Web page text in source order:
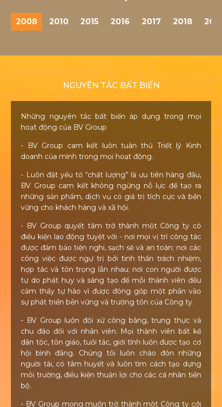
2008 2010 2015 2016 2017 2018
NGUYÊN TẮC BẤT BIẾN
Những nguyên tắc bất biến áp dụng trong mọi
hoạt động của BV Group
- BV Group cam kết luôn tuân thủ Triết lý Kinh
doanh của mình trong mọi hoạt động.
- Luôn đặt yếu tố “chất lượng” là ưu tiên hàng đầu,
BV Group cam kết không ngừng nỗ lực để tạo ra
những sản phẩm, dịch vụ có giá trị tích cực và bền
vững cho khách hàng và xã hội.
- BV Group quyết tâm trở thành một Công ty có
điều kiện lao động tuyệt vời - nơi mọi vị trí công tác
được đảm bảo tiện nghi, sạch sẽ và an toàn; nơi các
công việc được ngự trị bởi tinh thần trách nhiệm,
hợp tác và tôn trọng lẫn nhau; nơi con người được
tự do phát huy và sáng tạo để mỗi thành viên đều
cảm thấy tự hào vì được đóng góp một phần vào
sự phát triển bền vững và trường tồn của Công ty.
- BV Group luôn đối xử công bằng, trung thực và
chu đáo đối với nhân viên. Mọi thành viên bất kể
dân tộc, tôn giáo, tuổi tác, giới tính luôn được tạo cơ
hội bình đẳng. Chúng tôi luôn chào đón những
người tài, có tâm huyết và luôn tìm cách tạo dựng
môi trường, điều kiện thuận lợi cho các cá nhân tiến
bộ.
- BV Group mong muốn trở thành một Công ty cởi